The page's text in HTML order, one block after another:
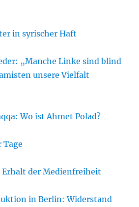
in syrischer Haft
„Manche Linke sind blind
unsere Vielfalt
Wo ist Ahmet Polad?
Tage
Erhalt der Medienfreiheit
in Berlin: Widerstand